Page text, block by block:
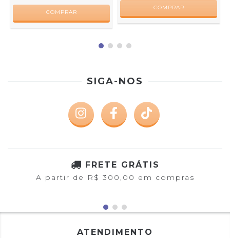
COMPRAR
COMPRAR
SIGA-NOS
FRETE GRÁTIS
A partir de R$ 300,00 em compras
ATENDIMENTO